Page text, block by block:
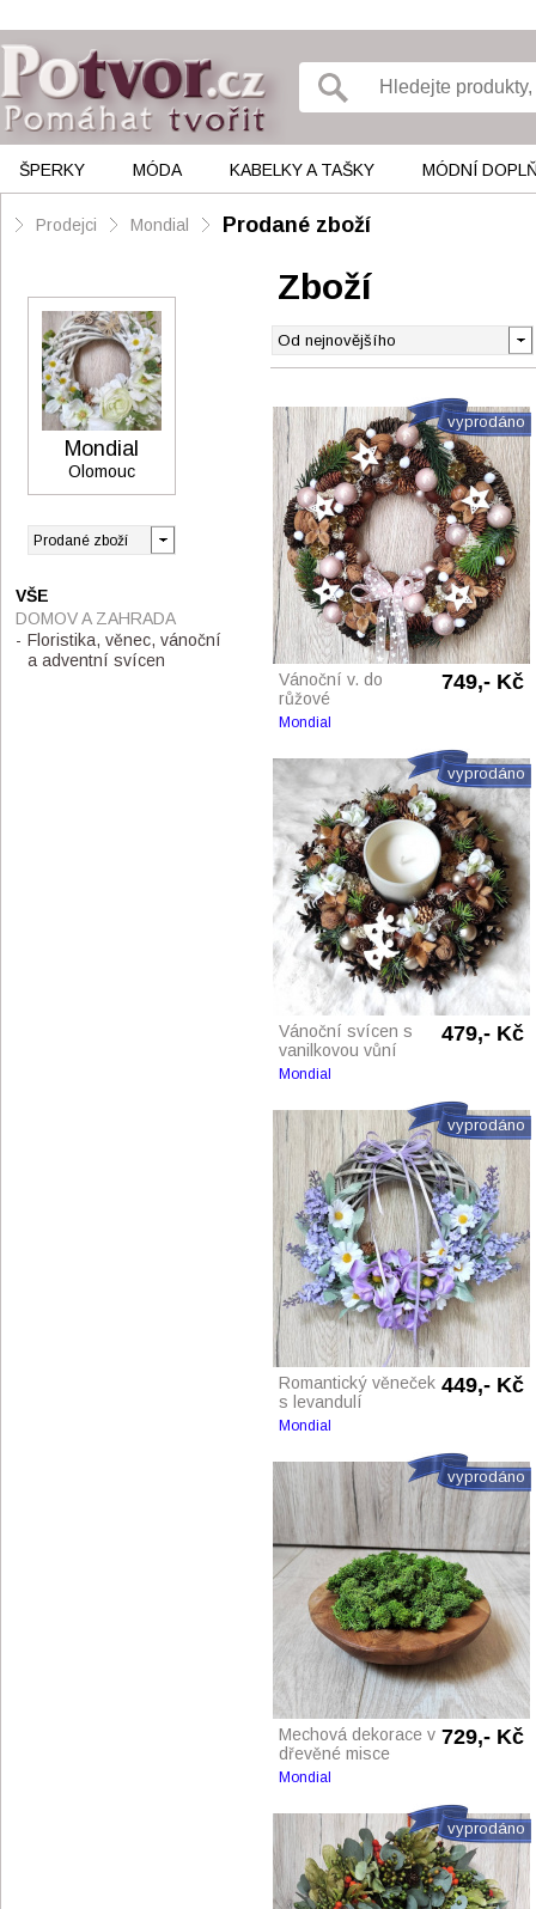
ŠPERKY MÓDA KABELKY A TAŠKY MÓDNÍ
Prodejci Mondial Prodané zboží
Zboží
vyprodáno
Vánoční v. do
růžové
749,- Kč
Mondial
vyprodáno
Vánoční svícen s
vanilkovou vůní
479,- Kč
Mondial
vyprodáno
Romantický věneček
s levandulí
449,- Kč
Mondial
vyprodáno
Mechová dekorace v
dřevěné misce
729,- Kč
Mondial
vyprodáno
Mondial
Olomouc
VŠE
DOMOV A ZAHRADA
Floristika, věnec, vánoční
a adventní svícen